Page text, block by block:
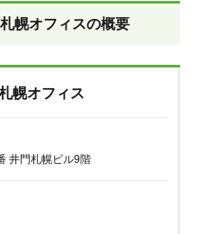
幌オフィスの概要
幌オフィス
井門札幌ビル9階